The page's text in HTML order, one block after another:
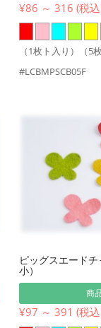
¥86 ～ 316 (税
（1枚ト入り）（5
#LCBMPSCB05F
ピッグスエード
小）
商
¥97 ～ 391 (税